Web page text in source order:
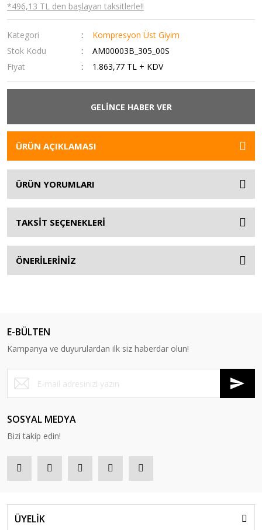
*496,13 TL den başlayan taksitlerle!!
Kategori
Kompresyon Üst Giyim
Stok Kodu
AM00003B_305_00S
Fiyat
1.863,77 TL + KDV
GELİNCE HABER VER
ÜRÜN AÇIKLAMASI
ÜRÜN YORUMLARI
TAKSİT SEÇENEKLERİ
ÖNERİLERİNİZ
E-BÜLTEN
Kampanya ve duyurulardan ilk siz haberdar olun!
SOSYAL MEDYA
Bizi takip edin!
ÜYELİK